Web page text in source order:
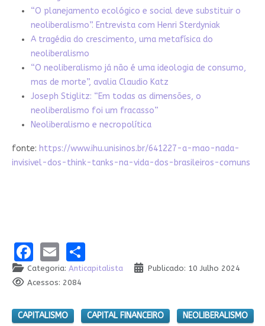
“O planejamento ecológico e social deve substituir o
neoliberalismo”. Entrevista com Henri Sterdyniak
A tragédia do crescimento, uma metafísica do
neoliberalismo
“O neoliberalismo já não é uma ideologia de consumo,
mas de morte”, avalia Claudio Katz
Joseph Stiglitz: “Em todas as dimensões, o
neoliberalismo foi um fracasso”
Neoliberalismo e necropolítica
fonte: https://www.ihu.unisinos.br/641227-a-mao-nada-
invisivel-dos-think-tanks-na-vida-dos-brasileiros-comuns
Facebook
EmailShare
Categoria: Anticapitalista
Publicado: 10 Julho 2024
Acessos: 2084
CAPITALISMO CAPITAL FINANCEIRO NEOLIBERALISMO